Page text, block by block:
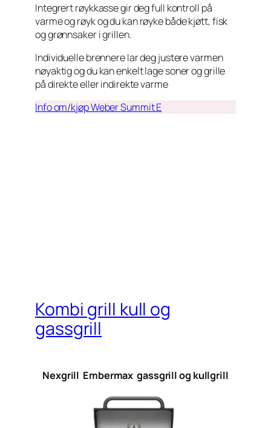
Integrert røykkasse gir deg full kontroll på
varme og røyk og du kan røyke både kjøtt, fisk
og grønnsaker i grillen.
Individuelle brennere lar deg justere varmen
nøyaktig og du kan enkelt lage soner og grille
på direkte eller indirekte varme
Info om/kjøp Weber Summit E
Kombi grill kull og
gassgrill
Nexgrill Embermax gassgrill og kullgrill